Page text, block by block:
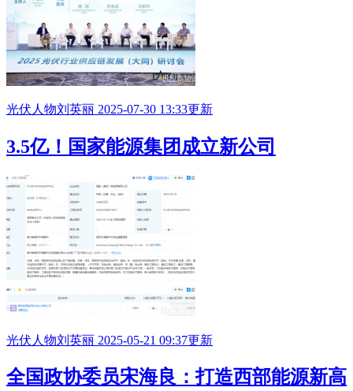
光伏人物刘英丽 2025-07-30 13:33更新
3.5亿！国家能源集团成立新公司
光伏人物刘英丽 2025-05-21 09:37更新
全国政协委员宋海良：打造西部能源新高